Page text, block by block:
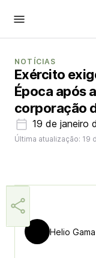
NOTÍCIAS
Exército
Época após
corporação
19 de janeiro
Última atualização: 19
Helio